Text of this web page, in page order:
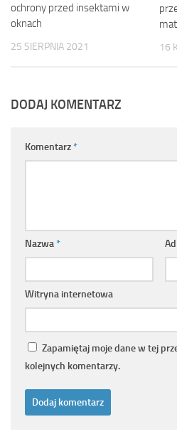
ochrony przed insektami w
oknach
25 SIERPNIA 2021 16
DODAJ KOMENTARZ
Komentarz*
Nazwa*
Witryna internetowa
Zapamiętaj moje dane w tej
kolejnych komentarzy.